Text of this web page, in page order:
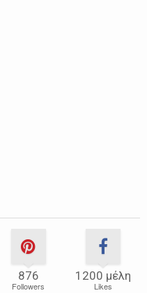
876
Followers
1200 μέλη
Likes